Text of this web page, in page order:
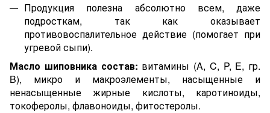
Продукция полезна абсолютно всем, даже
подросткам, так как оказывает
противовоспалительное действие (помогает при
угревой сыпи).
Масло шиповника состав: витамины (A, C, P, E, гр.
B), микро и макроэлементы, насыщенные и
ненасыщенные жирные кислоты, каротиноиды,
токоферолы, флавоноиды, фитостеролы.